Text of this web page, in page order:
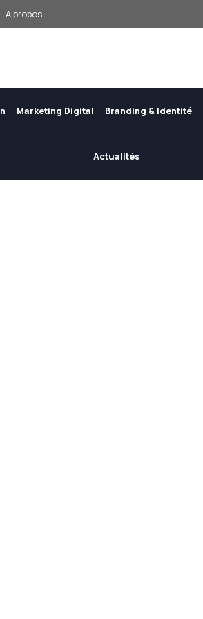
À propos
Marketing Digital Branding & Identité
Actualités